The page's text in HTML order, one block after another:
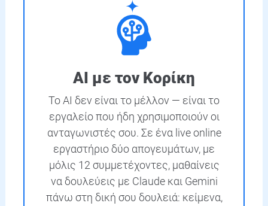
AI με τον Κορίκη
Το AI δεν είναι το μέλλον — είναι το
εργαλείο που ήδη χρησιμοποιούν οι
ανταγωνιστές σου. Σε ένα live online
εργαστήριο δύο απογευμάτων, με
μόλις 12 συμμετέχοντες, μαθαίνεις
να δουλεύεις με Claude και Gemini
πάνω στη δική σου δουλειά: κείμενα,